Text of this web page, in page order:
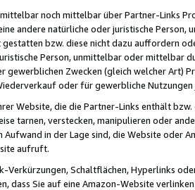
noch mittelbar über Partner-Links
andere natürliche oder juristische
bzw. diese nicht dazu auffordern
Person, unmittelbar oder mittelbar
gewerblichen Zwecken (gleich welcher Art)
oder für gewerbliche
Website, die die Partner-Links enthält
tarnen, verstecken, manipulieren oder
Aufwand in der Lage sind, die Website oder
aufruft.
Verkürzungen, Schaltflächen, Hyperlinks
dass Sie auf eine Amazon-Website